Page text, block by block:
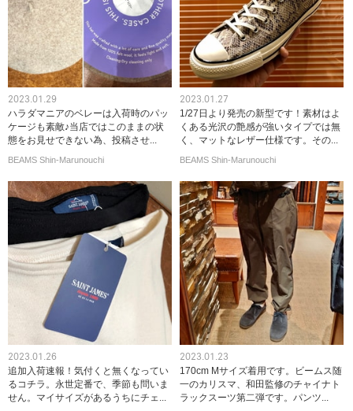
2023.01.29
ハラダマニアのベレーは入荷時のパッ
ケージも素敵♪当店ではこのままの状
態をお見せできない為、投稿させ...
BEAMS Shin-Marunouchi
2023.01.27
1/27日より発売の新型です！素材はよ
くある光沢の艶感が強いタイプでは無
く、マットなレザー仕様です。その...
BEAMS Shin-Marunouchi
2023.01.26
追加入荷速報！気付くと無くなってい
るコチラ。永世定番で、季節も問いま
せん。マイサイズがあるうちにチェ...
2023.01.23
170cm Mサイズ着用です。ビームス随
一のカリスマ、和田監修のチャイナト
ラックスーツ第二弾です。パンツ...